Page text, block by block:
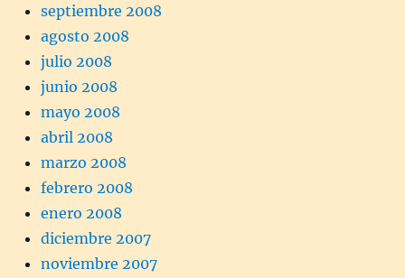
septiembre 2008
agosto 2008
julio 2008
junio 2008
mayo 2008
abril 2008
marzo 2008
febrero 2008
enero 2008
diciembre 2007
noviembre 2007